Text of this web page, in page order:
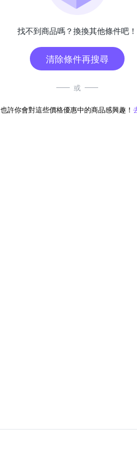
找不到商品嗎？換換其他條件吧！
清除條件再搜尋
或
也許你會對這些價格優惠中的商品感興趣！